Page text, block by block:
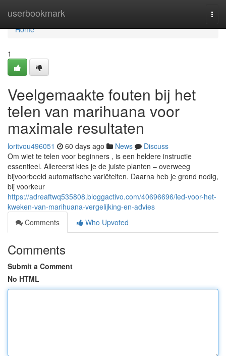
userbookmark
Home
Home
1
Veelgemaakte fouten bij het
telen van marihuana voor
maximale resultaten
loritvou496051 60 days ago News
Discuss
Om wiet te telen voor beginners , is een heldere instructie
essentieel. Allereerst kies je de juiste planten – overweeg
bijvoorbeeld automatische variëteiten. Daarna heb je grond nodig,
bij voorkeur
https://adreaftwq535808.bloggactivo.com/40696696/led-voor-het-
kweken-van-marihuana-vergelijking-en-advies
Comments
Who Upvoted
Comments
Submit a Comment
No HTML